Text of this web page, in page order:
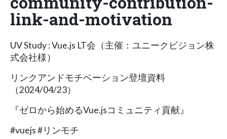
link-and-motivation
UV Study : Vue.js LT会（主催：ユニークビジョン株
式会社様）
リンクアンドモチベーション登壇資料
（2024/04/23）
『ゼロから始めるVue.jsコミュニティ貢献』
#vuejs #リンモチ